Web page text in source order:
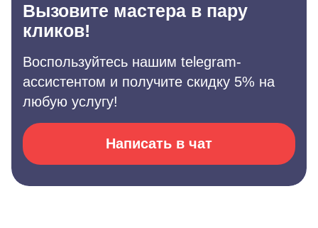
Вызовите мастера в пару
кликов!
Воспользуйтесь нашим telegram-
ассистентом и получите скидку 5% на
любую услугу!
Написать в чат